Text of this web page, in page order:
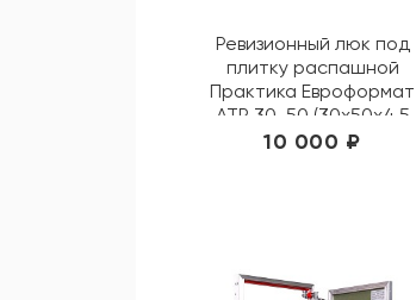
Ревизионный люк под
плитку распашной
Практика Евроформат
АТР 30-50 (30х50х4,5
см)
10 000 ₽